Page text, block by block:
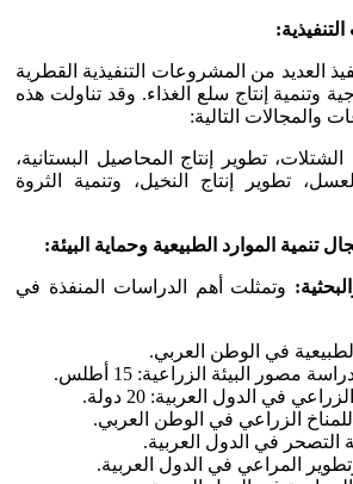
العديد من المشروعات التنفيذية القطرية
وتنمية إنتاج سلع الغذاء. وقد تناولت هذه
والمجالات التالية:
تطوير إنتاج المحاصيل البستانية،
تطوير إنتاج النخيل، وتنمية الثروة
وتمثلت أهم الدراسات المنفذة في
في الوطن العربي.
مصور البيئة الزراعية: 15 أطلس.
في الدول العربية: 20 دولة.
الزراعي في الوطن العربي.
في الدول العربية.
المراعي في الدول العربية.